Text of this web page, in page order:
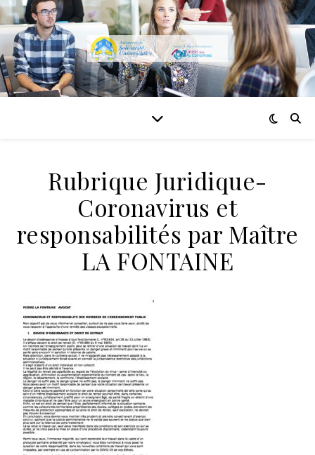
Rubrique Juridique-
Coronavirus et
responsabilités par Maître
LA FONTAINE